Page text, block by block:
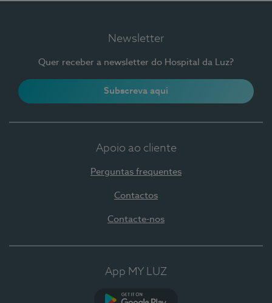
Newsletter
Quer receber a newsletter do Hospital da Luz?
Subscreva aqui
Apoio ao cliente
Perguntas frequentes
Contactos
Contacte-nos
App MY LUZ